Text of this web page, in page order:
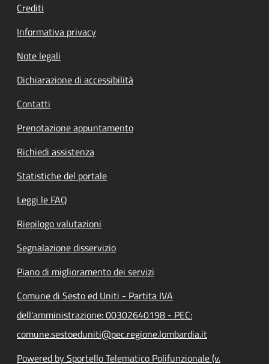
Crediti
Informativa privacy
Note legali
Dichiarazione di accessibilità
Contatti
Prenotazione appuntamento
Richiedi assistenza
Statistiche del portale
Leggi le FAQ
Riepilogo valutazioni
Segnalazione disservizio
Piano di miglioramento dei servizi
Comune di Sesto ed Uniti - Partita IVA
dell'amministrazione: 00302640198 - PEC:
comune.sestoeduniti@pec.regione.lombardia.it
Powered by Sportello Telematico Polifunzionale (v.